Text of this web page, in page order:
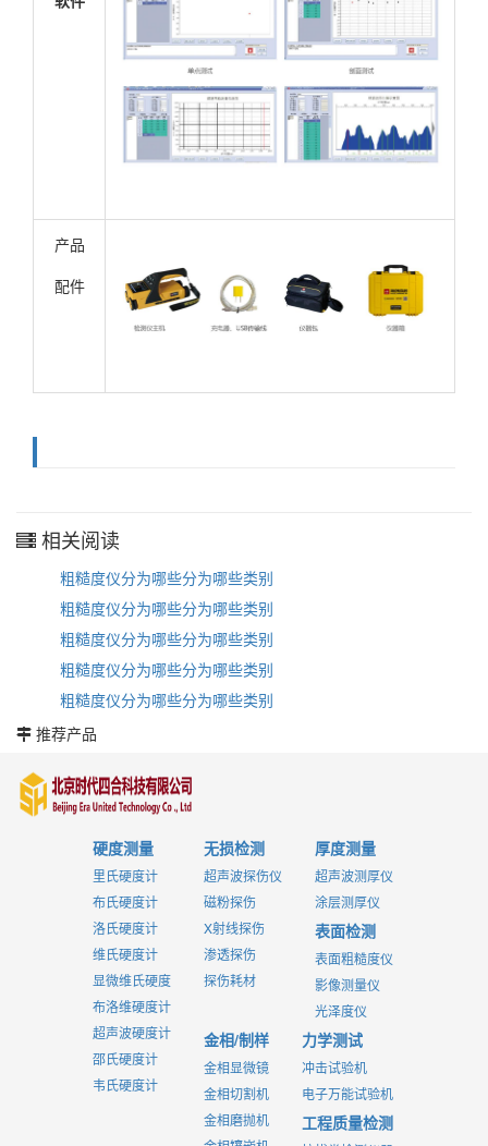
产品
配件
相关阅读
粗糙度仪分为哪些分为哪些类别
粗糙度仪分为哪些分为哪些类别
粗糙度仪分为哪些分为哪些类别
粗糙度仪分为哪些分为哪些类别
粗糙度仪分为哪些分为哪些类别
推荐产品
硬度测量
里氏硬度计
布氏硬度计
洛氏硬度计
维氏硬度计
显微维氏硬度
布洛维硬度计
超声波硬度计
邵氏硬度计
韦氏硬度计
无损检测
超声波探伤仪
磁粉探伤
X射线探伤
渗透探伤
探伤耗材
厚度测量
超声波测厚仪
涂层测厚仪
表面检测
表面粗糙度仪
影像测量仪
光泽度仪
金相/制样
金相显微镜
金相切割机
金相磨抛机
力学测试
冲击试验机
电子万能试验机
工程质量检测